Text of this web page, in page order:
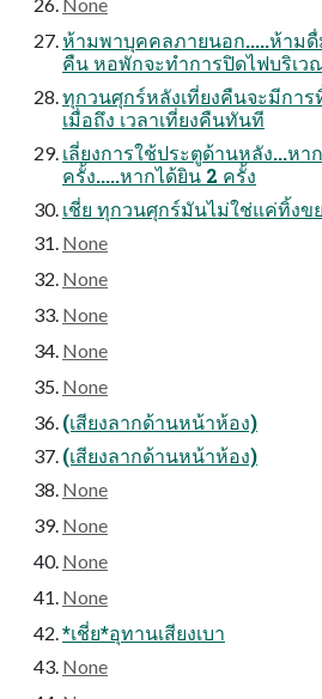
ห้ามพาบุคคลภายนอก.....ห้ามดื่
คืน หอพักจะทำการปิดไฟบริเว
ทุกวนศุกร์หลังเที่ยงคืนจะมีการ
เมื่อถึง เวลาเที่ยงคืนทันที
เลี่ยงการใช้ประตูด้านหลัง...หา
ครั้ง.....หากได้ยิน 2 ครั้ง
เชี่ย ทุกวนศุกร์มันไม่ใช่แค่ทิ้งข
None
None
None
None
None
(เสียงลากด้านหน้าห้อง)
(เสียงลากด้านหน้าห้อง)
None
None
None
None
*เชี่ย*อุทานเสียงเบา
None